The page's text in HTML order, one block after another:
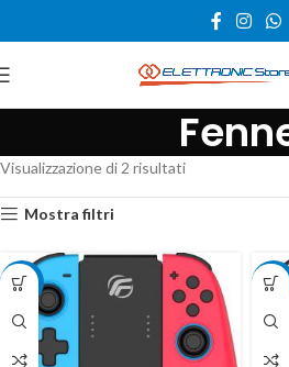
Visualizzazione di 2 risultati
Mostra filtri
-33% -33%